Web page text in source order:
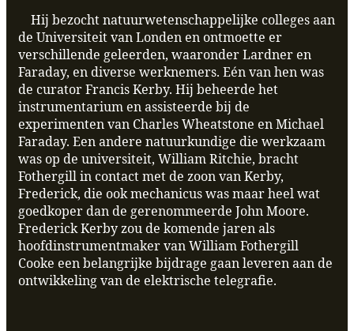
Hij bezocht natuurwetenschappelijke colleges aan
de Universiteit van Londen en ontmoette er
verschillende geleerden, waaronder Lardner en
Faraday, en diverse werknemers. Eén van hen was
de curator Francis Kerby. Hij beheerde het
instrumentarium en assisteerde bij de
experimenten van Charles Wheatstone en Michael
Faraday. Een andere natuurkundige die werkzaam
was op de universiteit, William Ritchie, bracht
Fothergill in contact met de zoon van Kerby,
Frederick, die ook mechanicus was maar heel wat
goedkoper dan de gerenommeerde John Moore.
Frederick Kerby zou de komende jaren als
hoofdinstrumentmaker van William Fothergill
Cooke een belangrijke bijdrage gaan leveren aan de
ontwikkeling van de elektrische telegrafie.